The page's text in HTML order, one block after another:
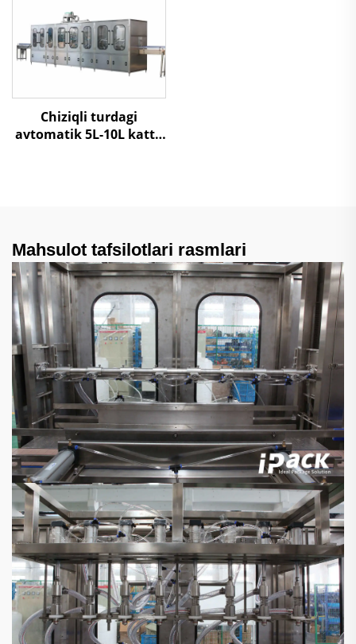
Chiziqli turdagi
avtomatik 5L-10L katta
Mahsulot tafsilotlari rasmlari